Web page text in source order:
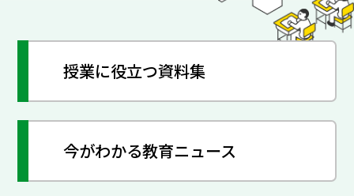
授業に役立つ資料集
今がわかる教育ニュース